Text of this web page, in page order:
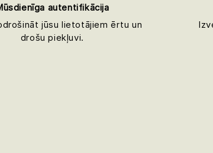
autentifikācija
jūsu lietotājiem ērtu un
drošu piekļuvi.